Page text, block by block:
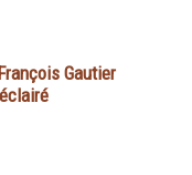
Gautier